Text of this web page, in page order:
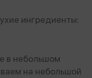
ингредиенты:
в небольшом
на небольшой